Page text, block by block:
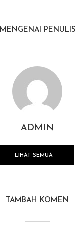
MENGENAI PENULIS
ADMIN
LIHAT SEMUA
TAMBAH KOMEN